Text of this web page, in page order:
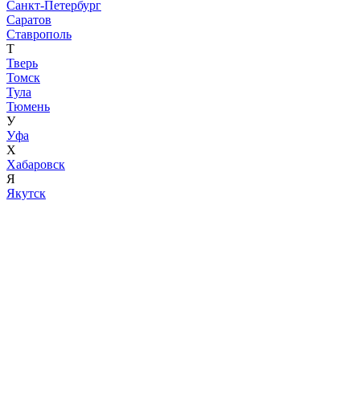
Санкт-Петербург
Саратов
Ставрополь
Т
Тверь
Томск
Тула
Тюмень
У
Уфа
Х
Хабаровск
Я
Якутск